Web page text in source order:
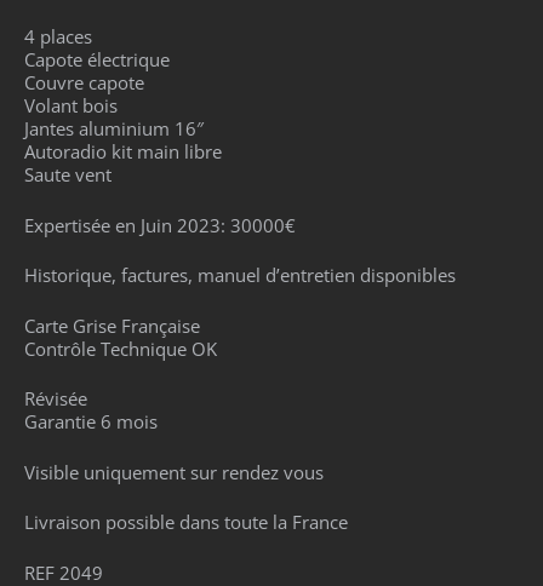
4 places
Capote électrique
Couvre capote
Volant bois
Jantes aluminium 16″
Autoradio kit main libre
Saute vent
Expertisée en Juin 2023: 30000€
Historique, factures, manuel d’entretien disponibles
Carte Grise Française
Contrôle Technique OK
Révisée
Garantie 6 mois
Visible uniquement sur rendez vous
Livraison possible dans toute la France
REF 2049